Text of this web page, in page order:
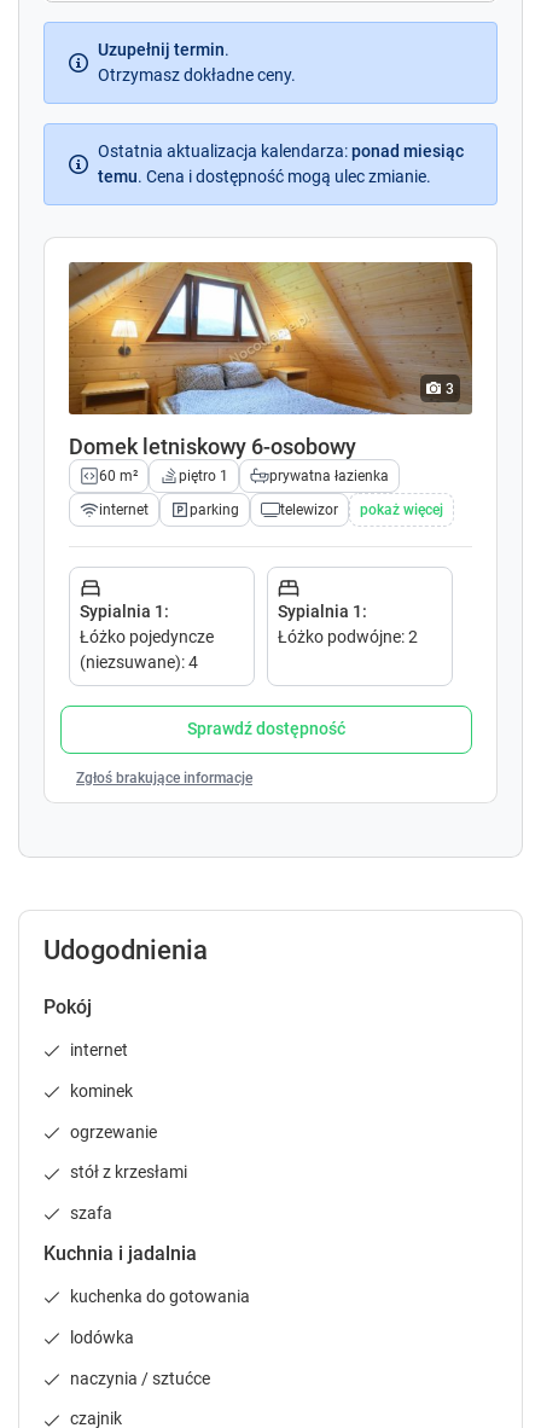
s
s
t
h
e
d
o
w
r
r
o
k
t
o
n
e
r
a
c
t
w
t
h
e
a
e
d
a
d
s
l
e
t
d
e
s
h
e
d
o
w
r
o
w
k
e
t
o
i
n
r
a
t
w
i
t
e
a
Uzupełnij termin.
Otrzymasz dokładne ceny.
Ostatnia aktualizacja kalendarza:ponad miesiąc
temu. Cena i dostępność mogą ulec zmianie.
3
Domek letniskowy 6-osobowy
60 m² piętro 1
prywatna łazienka
internet
parking telewizor pokaż więcej
Sypialnia 1:
Łóżko pojedyncze
(niezsuwane):4
Sypialnia 1:
Łóżko podwójne:2
Sprawdź dostępność
Zgłoś brakujące informacje
Udogodnienia
Pokój
internet
kominek
ogrzewanie
stół z krzesłami
szafa
Kuchnia i jadalnia
kuchenka do gotowania
lodówka
naczynia / sztućce
czajnik